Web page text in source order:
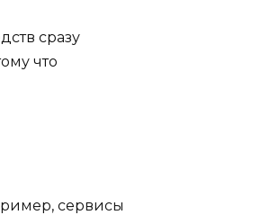
сразу
что
сервисы